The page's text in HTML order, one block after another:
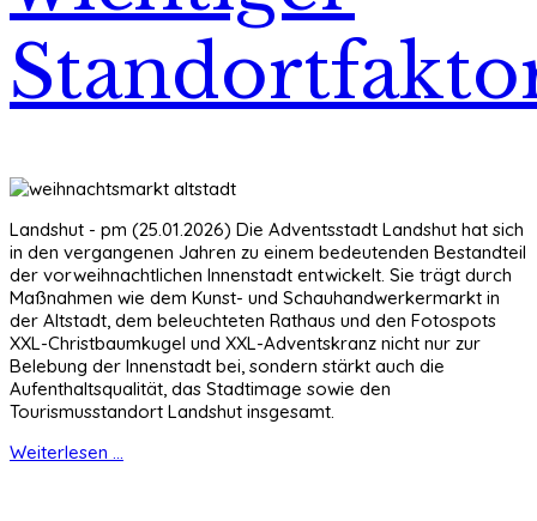
Landshut - pm (25.01.2026) Die Adventsstadt Landshut hat sich
in den vergangenen Jahren zu einem bedeutenden Bestandteil
der vorweihnachtlichen Innenstadt entwickelt. Sie trägt durch
Maßnahmen wie dem Kunst- und Schauhandwerkermarkt in
der Altstadt, dem beleuchteten Rathaus und den Fotospots
XXL-Christbaumkugel und XXL-Adventskranz nicht nur zur
Belebung der Innenstadt bei, sondern stärkt auch die
Aufenthaltsqualität, das Stadtimage sowie den
Tourismusstandort Landshut insgesamt.
Weiterlesen ...